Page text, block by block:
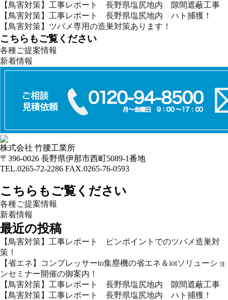
【鳥害対策】工事レポート 長野県塩尻地内 隙間遮蔽工事
【鳥害対策】工事レポート 長野県塩尻地内 ハト捕獲！
【鳥害対策】ツバメ専用の造巣対策あります！
こちらもご覧ください
各種ご提案情報
新着情報
株式会社 竹腰工業所
〒396-0026 長野県伊那市西町5089-1番地
TEL.0265-72-2286 FAX.0265-76-0593
こちらもご覧ください
各種ご提案情報
新着情報
最近の投稿
【鳥害対策】工事レポート ピンポイントでのツバメ造巣対
策！
【省エネ】コンプレッサーto集塵機の省エネ＆iotソリューショ
ンセミナー開催の御案内！
【鳥害対策】工事レポート 長野県塩尻地内 隙間遮蔽工事
【鳥害対策】工事レポート 長野県塩尻地内 ハト捕獲！